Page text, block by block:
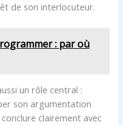
de son interlocuteur.
: par où
un rôle central :
son argumentation
clairement avec